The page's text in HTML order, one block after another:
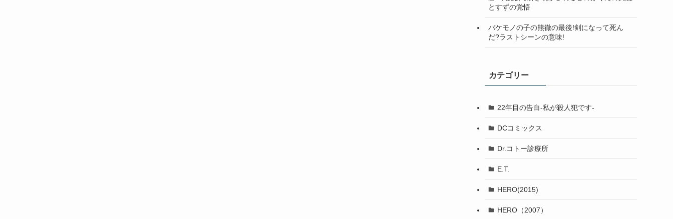
とすずの覚悟
バケモノの子の熊徹の最後!剣になって死ん
だ?ラストシーンの意味!
カテゴリー
22年目の告白-私が殺人犯です-
DCコミックス
Dr.コトー診療所
E.T.
HERO(2015)
HERO（2007）